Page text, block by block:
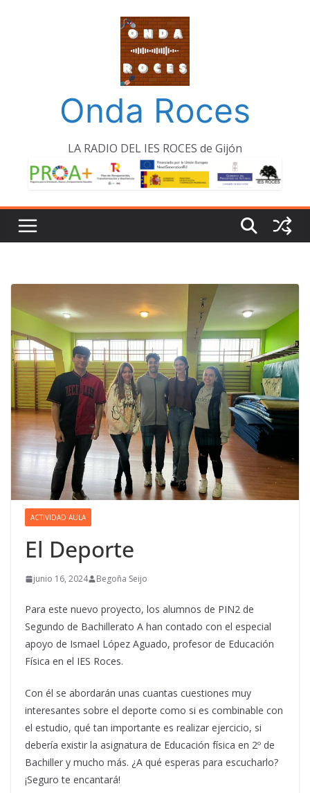
Onda Roces
LA RADIO DEL IES ROCES de Gijón
ACTIVIDAD AULA
El Deporte
junio 16, 2024 Begoña Seijo
Para este nuevo proyecto, los alumnos de PIN2 de
Segundo de Bachillerato A han contado con el especial
apoyo de Ismael López Aguado, profesor de Educación
Física en el IES Roces.
Con él se abordarán unas cuantas cuestiones muy
interesantes sobre el deporte como si es combinable con
el estudio, qué tan importante es realizar ejercicio, si
debería existir la asignatura de Educación física en 2º de
Bachiller y mucho más. ¿A qué esperas para escucharlo?
¡Seguro te encantará!